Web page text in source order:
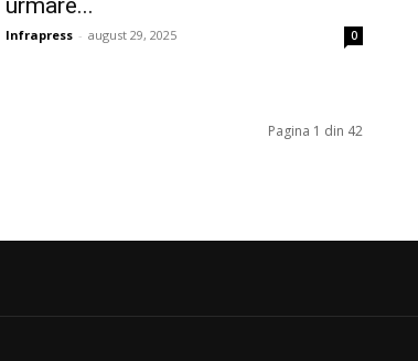
urmare...
Infrapress - august 29, 2025 0
Pagina 1 din 42